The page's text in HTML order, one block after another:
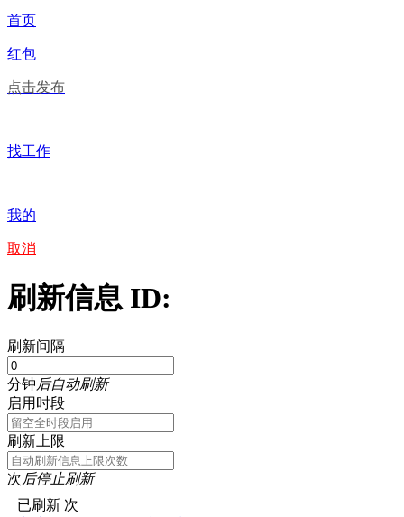
首页
红包
点击发布
找工作
我的
取消
刷新信息 ID:
刷新间隔
分钟后自动刷新
启用时段
刷新上限
次后停止刷新
已刷新 次